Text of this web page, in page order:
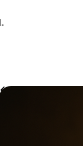
Volver a Historias